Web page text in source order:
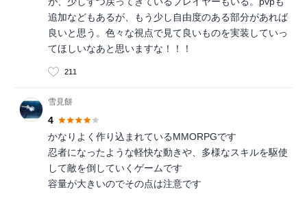
追加などもあるが、もう少し自由度のある部分があれば
良いと思う。色々な視点で見て良いものを実装していっ
てほしいなあと思いますな！！！
211
雪見餅
4
かなりよく作り込まれているMMORPGです
忍者になったような軽快な動きや、多様なスキルを駆使
して敵を倒していくゲームです
容量が大きいのでその点は注意です